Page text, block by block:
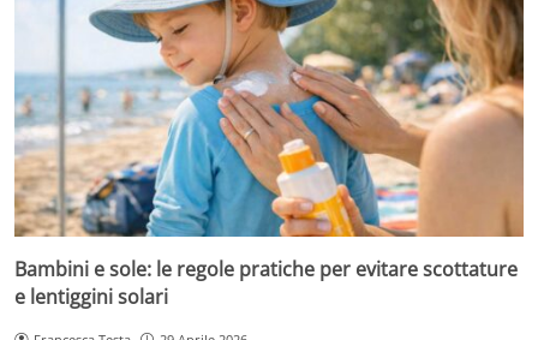
Bambini e sole: le regole pratiche per evitare scottature
e lentiggini solari